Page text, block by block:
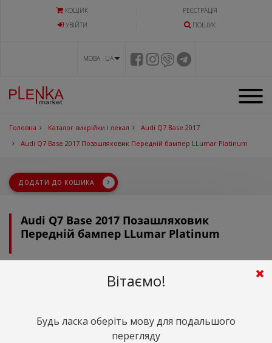
КОШИК
РЕЄСТРАЦІЯ
УВIЙТИ
ПОШУК
МОВА UA
Головна Каталог викрійки і лекал
Audi Q7 Base 2017
Audi Q7 Base 2017 Позашляховик Передній бампер LLumar Platinum
ДОДАТИ ДО КОШИКА
Audi Q7 Base 2017 Позашляховик
Передній бампер LLumar Platinum
грн.
Вітаємо!
Будь ласка оберіть мову для подальшого
перегляду